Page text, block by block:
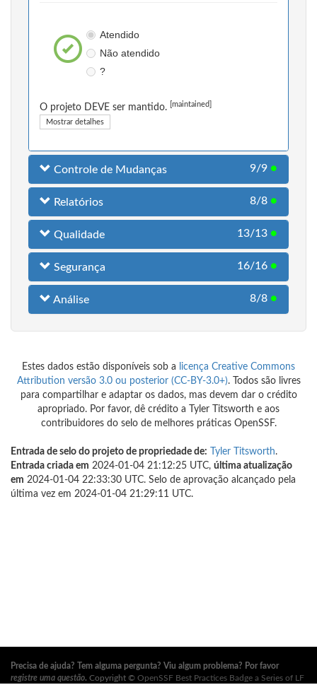
Atendido
Não atendido
?
O projeto DEVE ser mantido. [maintained]
Mostrar detalhes
Controle de Mudanças 9/9 ●
Relatórios 8/8 ●
Qualidade 13/13 ●
Segurança 16/16 ●
Análise 8/8 ●
Estes dados estão disponíveis sob a
licença Creative Commons
Attribution versão 3.0 ou posterior (CC-BY-3.0+). Todos são livres
para compartilhar e adaptar os dados, mas devem dar o crédito
apropriado. Por favor, dê crédito a Tyler Titsworth e aos
contribuidores do selo de melhores práticas OpenSSF.
Entrada de selo do projeto de propriedade de: Tyler Titsworth.
Entrada criada em 2024-01-04 21:12:25 UTC, última atualização
em 2024-01-04 22:33:30 UTC. Selo de aprovação alcançado pela
última vez em 2024-01-04 21:29:11 UTC.
Precisa de ajuda? Tem alguma pergunta? Viu algum problema? Por favor
registre uma questão. Copyright © OpenSSF Best Practices Badge a Series of LF